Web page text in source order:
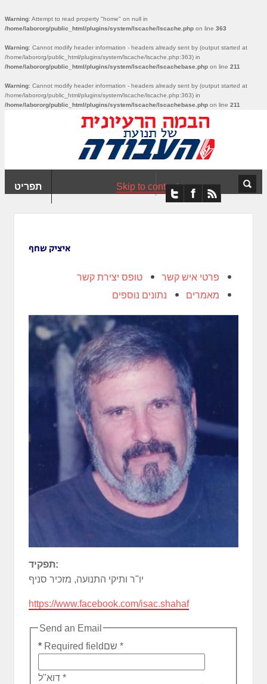
Warning: Attempt to read property "home" on null in
/home/labororg/public_html/plugins/system/lscache/lscache.php on line 363
Warning: Cannot modify header information - headers already sent by (output started at
/home/labororg/public_html/plugins/system/lscache/lscache.php:363) in
/home/labororg/public_html/plugins/system/lscache/lscachebase.php on line 211
Warning: Cannot modify header information - headers already sent by (output started at
/home/labororg/public_html/plugins/system/lscache/lscache.php:363) in
/home/labororg/public_html/plugins/system/lscache/lscachebase.php on line 211
תפריט Skip to content
איציק שחף
פרטי איש קשר
טופס יצירת קשר
מאמרים
נתונים נוספים
תפקיד:
יו"ר ותיקי התנועה, מזכיר סניף
https://www.facebook.com/isac.shahaf
Send an Email
* Required fieldשם *
דוא"ל *